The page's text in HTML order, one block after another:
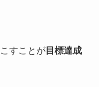
すことが目標達成